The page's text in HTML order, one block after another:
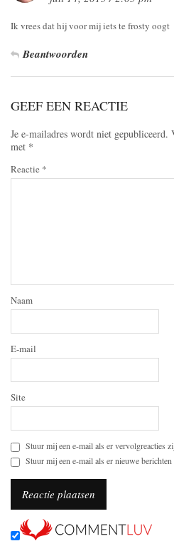
Ik vrees dat hij voor mij iets te frosty oogt
Beantwoorden
GEEF EEN REACTIE
Je e-mailadres wordt niet gepubliceerd.
met *
Reactie *
Naam
E-mail
Site
Stuur mij een e-mail als er vervolgreacties
Stuur mij een e-mail als er nieuwe berichten